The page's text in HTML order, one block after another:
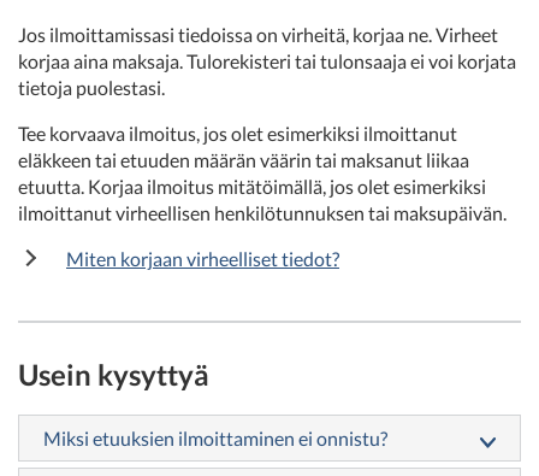
Jos ilmoittamissasi tiedoissa on virheitä, korjaa ne. Virheet
korjaa aina maksaja. Tulorekisteri tai tulonsaaja ei voi korjata
tietoja puolestasi.
Tee korvaava ilmoitus, jos olet esimerkiksi ilmoittanut
eläkkeen tai etuuden määrän väärin tai maksanut liikaa
etuutta. Korjaa ilmoitus mitätöimällä, jos olet esimerkiksi
ilmoittanut virheellisen henkilötunnuksen tai maksupäivän.
Miten korjaan virheelliset tiedot?
Usein kysyttyä
Miksi etuuksien ilmoittaminen ei onnistu?